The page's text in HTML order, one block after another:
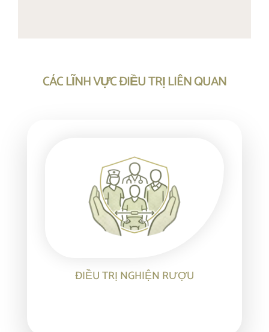
CÁC LĨNH VỰC ĐIỀU TRỊ LIÊN QUAN
ĐIỀU TRỊ NGHIỆN RƯỢU